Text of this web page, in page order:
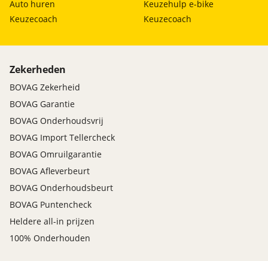
Auto huren
Keuzecoach
Keuzehulp e-bike
Keuzecoach
Zekerheden
BOVAG Zekerheid
BOVAG Garantie
BOVAG Onderhoudsvrij
BOVAG Import Tellercheck
BOVAG Omruilgarantie
BOVAG Afleverbeurt
BOVAG Onderhoudsbeurt
BOVAG Puntencheck
Heldere all-in prijzen
100% Onderhouden